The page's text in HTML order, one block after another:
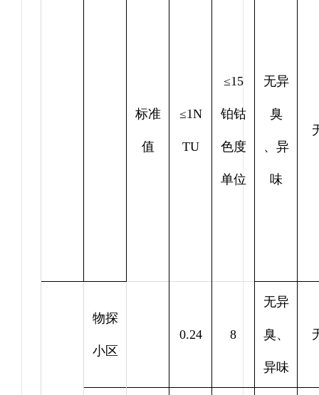
标准
值
≤1N
TU
≤15
铂钴
色度
单位
无异
臭
、异
味
物探
小区
0.24 8
无异
臭、
异味